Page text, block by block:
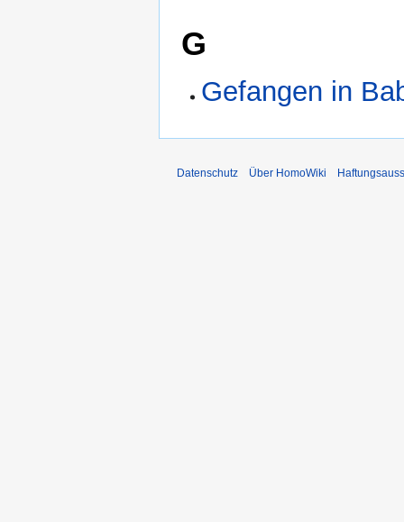
G
Gefangen in
Datenschutz Über HomoWiki